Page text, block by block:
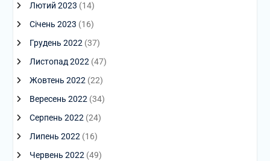
Лютий 2023 (14)
Січень 2023 (16)
Грудень 2022(37)
Листопад 2022(47)
Жовтень 2022(22)
Вересень 2022(34)
Серпень 2022(24)
Липень 2022(16)
Червень 2022(49)